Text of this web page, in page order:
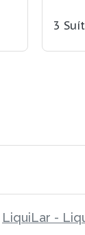
3
LiquiLar -